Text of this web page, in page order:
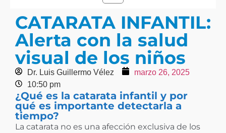
CATARATA INFANTIL:
Alerta con la salud
visual de los niños
Dr. Luis Guillermo Vélez
marzo 26, 2025
10:50 pm
¿Qué es la catarata infantil y por
qué es importante detectarla a
tiempo?
La catarata no es una afección exclusiva de los